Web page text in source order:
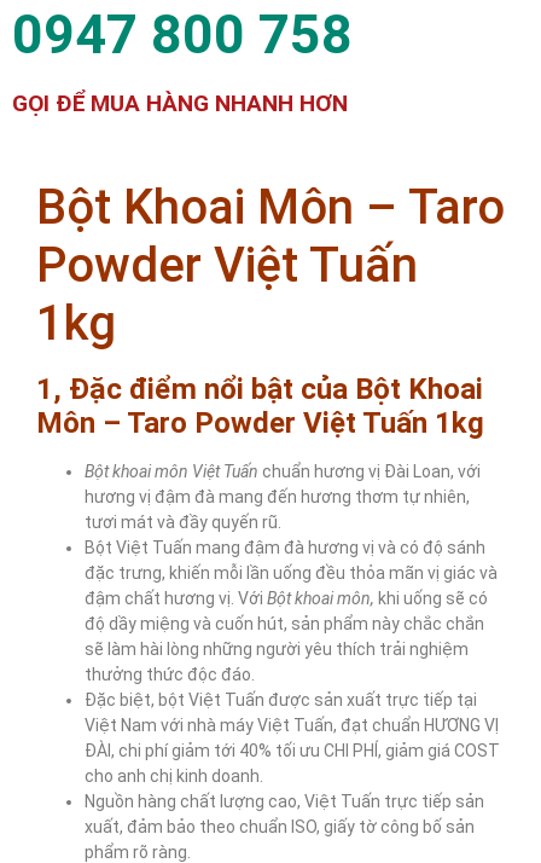
0947 800 758
GỌI ĐỂ MUA HÀNG NHANH HƠN
Bột Khoai Môn – Taro
Powder Việt Tuấn
1kg
1, Đặc điểm nổi bật của Bột Khoai
Môn – Taro Powder Việt Tuấn 1kg
Bột khoai môn Việt Tuấn chuẩn hương vị Đài Loan, với
hương vị đậm đà mang đến hương thơm tự nhiên,
tươi mát và đầy quyến rũ.
Bột Việt Tuấn mang đậm đà hương vị và có độ sánh
đặc trưng, khiến mỗi lần uống đều thỏa mãn vị giác và
đậm chất hương vị. Với Bột khoai môn, khi uống sẽ có
độ dầy miệng và cuốn hút, sản phẩm này chắc chắn
sẽ làm hài lòng những người yêu thích trải nghiệm
thưởng thức độc đáo.
Đặc biệt, bột Việt Tuấn được sản xuất trực tiếp tại
Việt Nam với nhà máy Việt Tuấn, đạt chuẩn HƯƠNG VỊ
ĐÀI, chi phí giảm tới 40% tối ưu CHI PHÍ, giảm giá COST
cho anh chị kinh doanh.
Nguồn hàng chất lượng cao, Việt Tuấn trực tiếp sản
xuất, đảm bảo theo chuẩn ISO, giấy tờ công bố sản
phẩm rõ ràng.